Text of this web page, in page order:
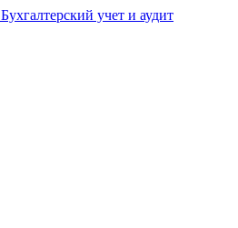
Бухгалтерский учет и аудит